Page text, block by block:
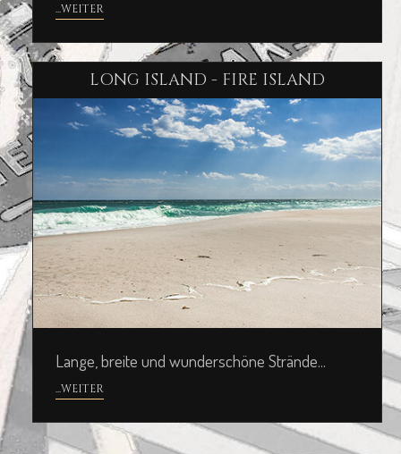
...WEITER
LONG ISLAND - FIRE ISLAND
Lange, breite und wunderschöne Strände...
...WEITER